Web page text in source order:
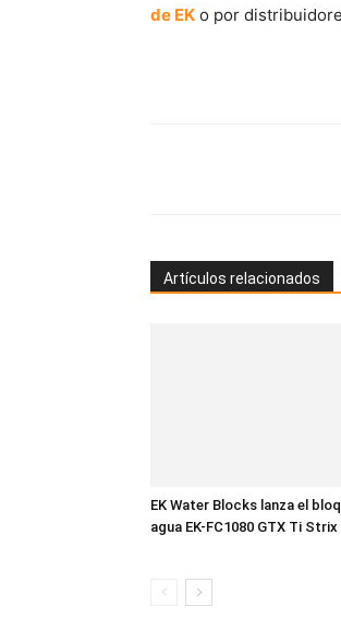
de EK o por
Artículos relacionados
EK Water Blocks lanza el
agua EK-FC1080 GTX Ti Strix